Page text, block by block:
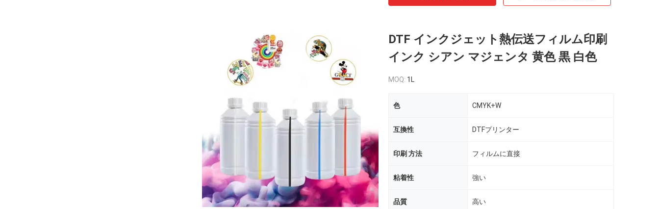
DTF インクジェット熱伝送フィルム印刷
インク シアン マジェンタ 黄色 黒 白色
MOQ: 1L
色 CMYK+W
互換性 DTFプリンター
印刷 方法 フィルムに直接
粘着性 強い
品質 高い